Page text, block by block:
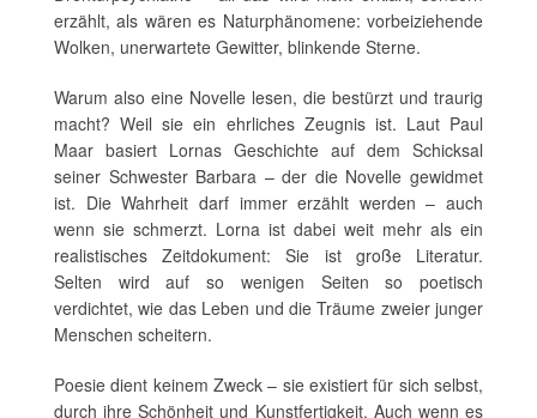
erzählt, als wären es Naturphänomene: vorbeiziehende
Wolken, unerwartete Gewitter, blinkende Sterne.
Warum also eine Novelle lesen, die bestürzt und traurig
macht? Weil sie ein ehrliches Zeugnis ist. Laut Paul
Maar basiert Lornas Geschichte auf dem Schicksal
seiner Schwester Barbara – der die Novelle gewidmet
ist. Die Wahrheit darf immer erzählt werden – auch
wenn sie schmerzt. Lorna ist dabei weit mehr als ein
realistisches Zeitdokument: Sie ist große Literatur.
Selten wird auf so wenigen Seiten so poetisch
verdichtet, wie das Leben und die Träume zweier junger
Menschen scheitern.
Poesie dient keinem Zweck – sie existiert für sich selbst,
durch ihre Schönheit und Kunstfertigkeit. Auch wenn es